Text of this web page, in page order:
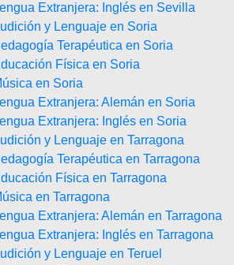
Extranjera: Inglés en Sevilla
y Lenguaje en Soria
Terapéutica en Soria
Física en Soria
en Soria
Extranjera: Alemán en Soria
Extranjera: Inglés en Soria
y Lenguaje en Tarragona
Terapéutica en Tarragona
Física en Tarragona
en Tarragona
Extranjera: Alemán en Tarragona
Extranjera: Inglés en Tarragona
y Lenguaje en Teruel